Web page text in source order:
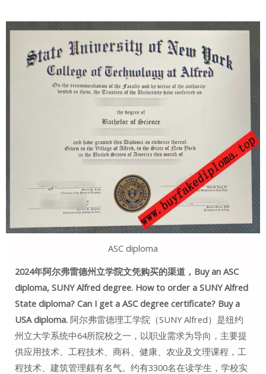
ASC diploma
2024年阿尔弗雷德州立学院文凭购买的渠道，Buy an ASC
diploma, SUNY Alfred degree. How to order a SUNY Alfred
State diploma? Can I get a ASC degree certificate? Buy a
USA diploma.阿尔弗雷德理工学院（SUNY Alfred）是纽约
州立大学系统中64所院校之一，以职业需求为导向，主要提
供应用技术、工程技术、商科、健康、农业及文理课程，工
程技术、建筑管理颇有名气。约有3300名在读学生，学校实